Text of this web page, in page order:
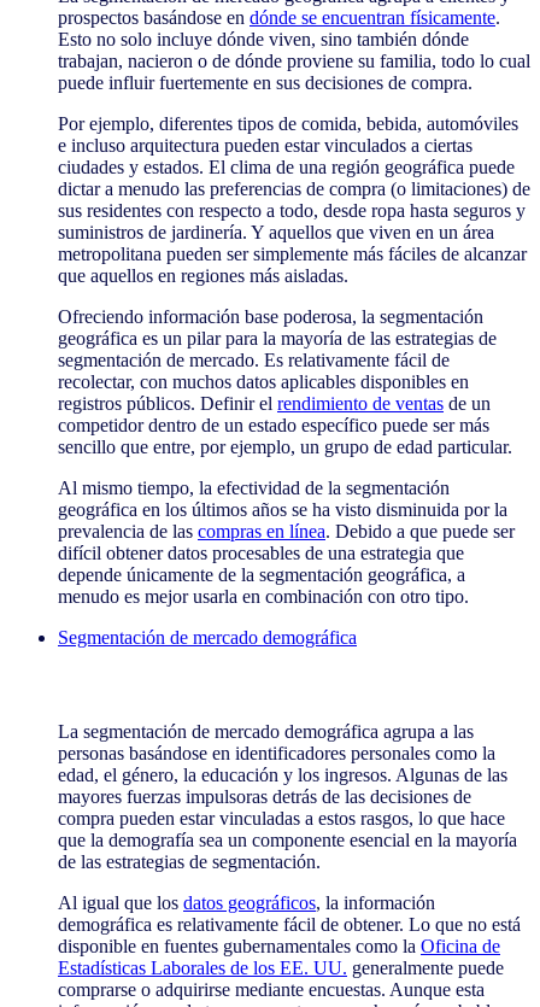
prospectos basándose en dónde se encuentran físicamente.
Esto no solo incluye dónde viven, sino también dónde
trabajan, nacieron o de dónde proviene su familia, todo lo cual
puede influir fuertemente en sus decisiones de compra.
Por ejemplo, diferentes tipos de comida, bebida, automóviles
e incluso arquitectura pueden estar vinculados a ciertas
ciudades y estados. El clima de una región geográfica puede
dictar a menudo las preferencias de compra (o limitaciones) de
sus residentes con respecto a todo, desde ropa hasta seguros y
suministros de jardinería. Y aquellos que viven en un área
metropolitana pueden ser simplemente más fáciles de alcanzar
que aquellos en regiones más aisladas.
Ofreciendo información base poderosa, la segmentación
geográfica es un pilar para la mayoría de las estrategias de
segmentación de mercado. Es relativamente fácil de
recolectar, con muchos datos aplicables disponibles en
registros públicos. Definir el rendimiento de ventas de un
competidor dentro de un estado específico puede ser más
sencillo que entre, por ejemplo, un grupo de edad particular.
Al mismo tiempo, la efectividad de la segmentación
geográfica en los últimos años se ha visto disminuida por la
prevalencia de las compras en línea. Debido a que puede ser
difícil obtener datos procesables de una estrategia que
depende únicamente de la segmentación geográfica, a
menudo es mejor usarla en combinación con otro tipo.
Segmentación de mercado demográfica
La segmentación de mercado demográfica agrupa a las
personas basándose en identificadores personales como la
edad, el género, la educación y los ingresos. Algunas de las
mayores fuerzas impulsoras detrás de las decisiones de
compra pueden estar vinculadas a estos rasgos, lo que hace
que la demografía sea un componente esencial en la mayoría
de las estrategias de segmentación.
Al igual que los datos geográficos, la información
demográfica es relativamente fácil de obtener. Lo que no está
disponible en fuentes gubernamentales como la Oficina de
Estadísticas Laborales de los EE. UU. generalmente puede
comprarse o adquirirse mediante encuestas. Aunque esta